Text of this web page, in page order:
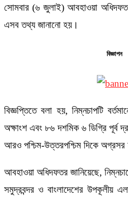
সোমবার (৬ জুলাই) আবহাওয়া
এসব তথ্য জানানো হয়।
বিজ্ঞাপন
বিজ্ঞপ্তিতে বলা হয়, নিম্নচাপটি
অক্ষাংশ এবং ৮৬ দশমিক ৬ ডিগ্রি পূর্ব
আরও পশ্চিম-উত্তরপশ্চিম দিকে অগ্রসর
আবহাওয়া অধিদফতর জানিয়েছে,
সমুদ্রবন্দর ও বাংলাদেশের উপকূলীয়